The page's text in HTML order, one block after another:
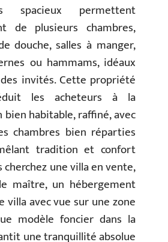
spacieux permettent
de plusieurs chambres,
douche, salles à manger,
ou hammams, idéaux
invités. Cette propriété
les acheteurs à la
bien habitable, raffiné, avec
chambres bien réparties
tradition et confort
cherchez une villa en vente,
maître, un hébergement
villa avec vue sur une zone
modèle foncier dans la
une tranquillité absolue